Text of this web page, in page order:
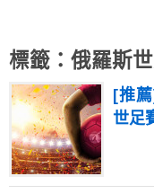
標籤：俄羅斯
[推
世足